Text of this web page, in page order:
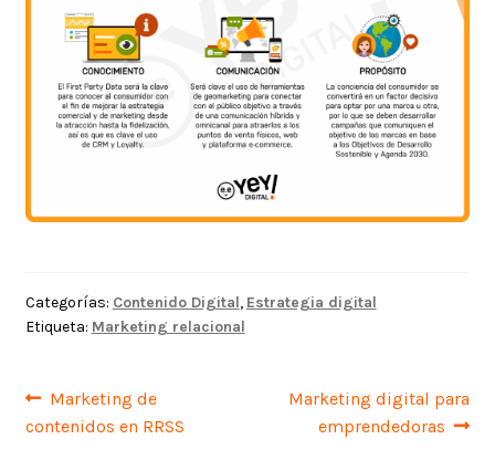
Categorías: Contenido Digital, Estrategia digital
Etiqueta: Marketing relacional
Navegación
de
Anterior:
Marketing de
contenidos en RRSS
Siguiente:
Marketing digital para
emprendedoras